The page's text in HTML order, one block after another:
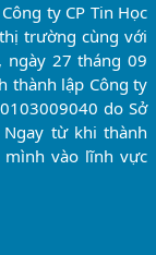
ty CP Tin Học
trường cùng với
ngày 27 tháng 09
thành lập Công ty
do Sở
Ngay từ khi thành
mình vào lĩnh vực